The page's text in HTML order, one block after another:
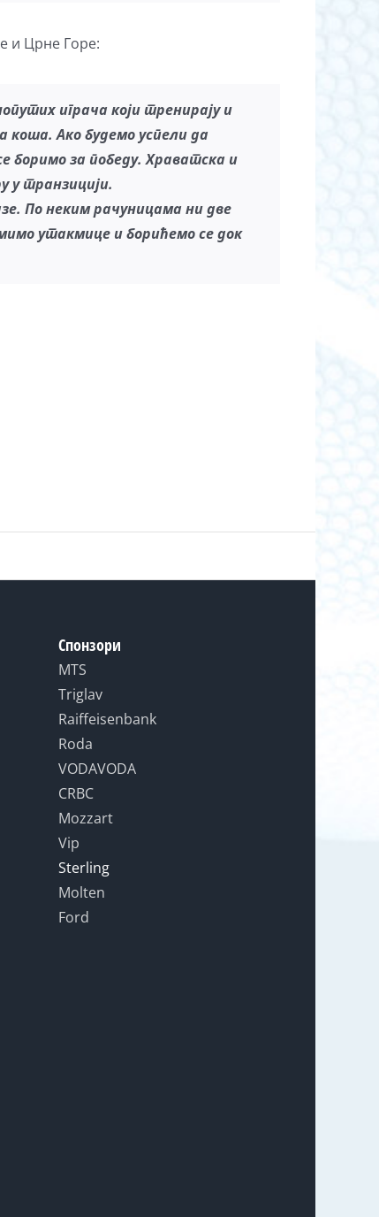
и Црне Горе:
играча који тренирају и
коша. Ако будемо успели да
боримо за победу. Храватска и
утранзицији.
. Понеким рачуницаманидве
утакмице и борићемо се док
Спонзори
MTS
Triglav
Raiffeisenbank
Roda
VODAVODA
CRBC
Mozzart
Vip
Sterling
Molten
Ford